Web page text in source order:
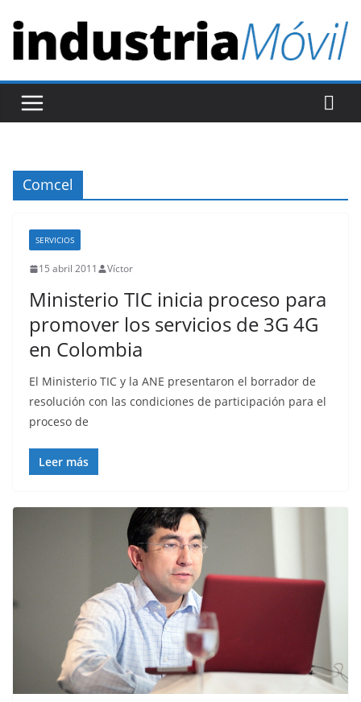
t
r
Comcel
SERVICIOS
15 abril 2011 Víctor
Ministerio TIC inicia proceso para
promover los servicios de 3G 4G
en Colombia
El Ministerio TIC y la ANE presentaron el borrador de
resolución con las condiciones de participación para el
proceso de
Leer más